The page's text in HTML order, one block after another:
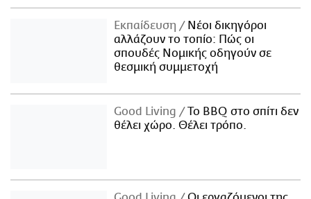
Εκπαίδευση
Νέοι δικηγόροι
αλλάζουν το τοπίο: Πώς οι
σπουδές Νομικής οδηγούν σε
θεσμική συμμετοχή
Good Living
Το BBQ στο σπίτι δεν
θέλει χώρο. Θέλει τρόπο.